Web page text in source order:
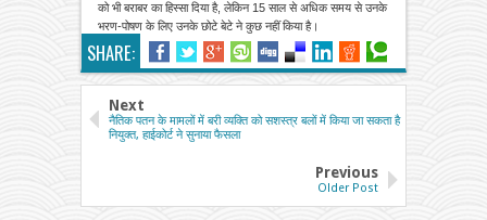
को भी बराबर का हिस्सा दिया है, लेकिन 15 साल से अधिक समय से उनके
भरण-पोषण के लिए उनके छोटे बेटे ने कुछ नहीं किया है।
SHARE:
Next
नैतिक पतन के मामलों में बरी व्यक्ति को सशस्त्र बलों में किया जा सकता है
नियुक्त, हाईकोर्ट ने सुनाया फैसला
Previous
Older Post